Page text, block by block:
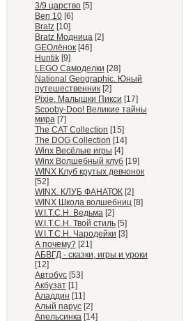
3/9 царство [5]
Ben 10 [6]
Bratz [10]
Bratz Модница [2]
GEOлёнок [46]
Huntik [9]
LEGO Самоделки [28]
National Geographic. Юный
путешественник [2]
Pixie. Малышки Пикси [17]
Scooby-Doo! Великие тайны
мира [7]
The CAT Collection [15]
The DOG Collection [14]
Winx Весёлые игры [4]
Winx Волшебный клуб [19]
WINX Клуб крутых девчонок
[52]
WINX. КЛУБ ФАНАТОК [2]
WINX Школа волшебниц [8]
W.I.T.C.H. Ведьма [2]
W.I.T.C.H. Твой стиль [5]
W.I.T.C.H. Чародейки [3]
А почему? [21]
АБВГД - сказки, игры и уроки
[12]
Автобус [53]
Акбузат [1]
Аладдин [11]
Алый парус [2]
Апельсинка [14]